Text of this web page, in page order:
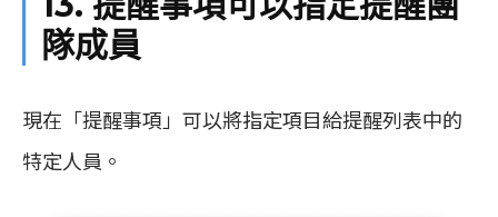
隊成員
現在「提醒事項」可以將指定項目給提醒列表中的
特定人員。